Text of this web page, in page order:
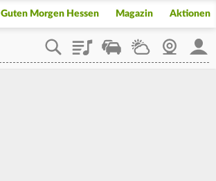
Guten Morgen Hessen Magazin Aktionen
PlaylistStaupilotWetterWebcam